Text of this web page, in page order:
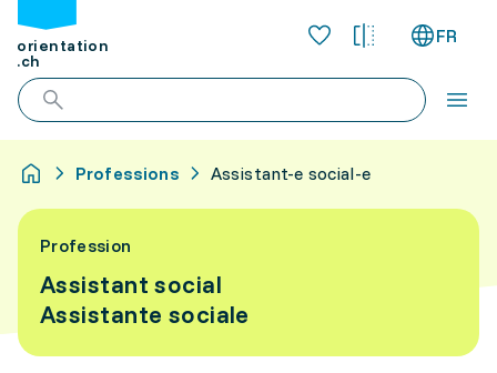
orientation
.ch
FR
Professions Assistant-e social-e
Profession
Assistant social
Assistante sociale